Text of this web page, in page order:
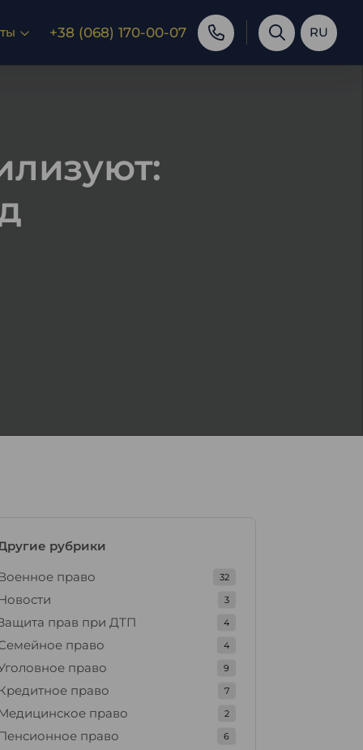
+38 (068) 170-00-07 RU
рубрики
право
32
3
прав при ДТП 4
право 4
право 9
право 7
право 2
право 6